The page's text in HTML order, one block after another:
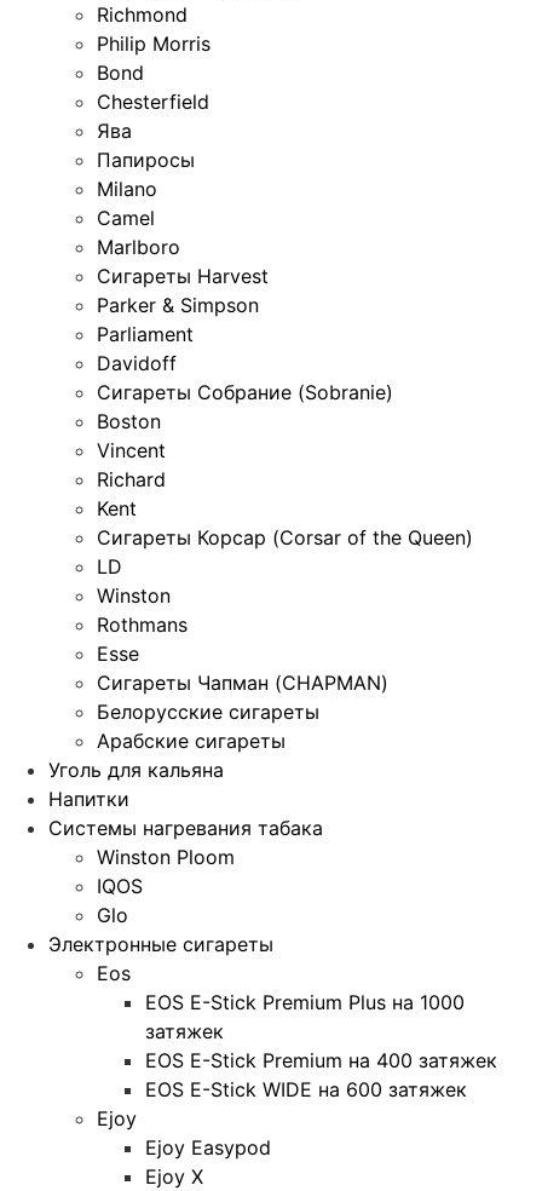
Richmond
Philip Morris
Bond
Chesterfield
Ява
Папиросы
Milano
Camel
Marlboro
Сигареты Harvest
Parker & Simpson
Parliament
Davidoff
Сигареты Собрание (Sobranie)
Boston
Vincent
Richard
Kent
Сигареты Корсар (Corsar of the Queen)
LD
Winston
Rothmans
Esse
Сигареты Чапман (CHAPMAN)
Белорусские сигареты
Арабские сигареты
Уголь для кальяна
Напитки
Системы нагревания табака
Winston Ploom
IQOS
Glo
Электронные сигареты
Eos
EOS E-Stick Premium Plus на 1000
затяжек
EOS E-Stick Premium на 400 затяжек
EOS E-Stick WIDE на 600 затяжек
Ejoy
Ejoy Easypod
Ejoy X